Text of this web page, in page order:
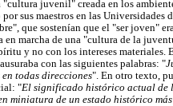
juvenil" creada en los
sus maestros en las Universidades
que sostenían que el "ser joven"
marcha de una "cultura de la
y no con los intereses
con las siguientes palabras: "
todas direcciones". En otro texto,
"El significado histórico actual de
miniatura de un estado histórico